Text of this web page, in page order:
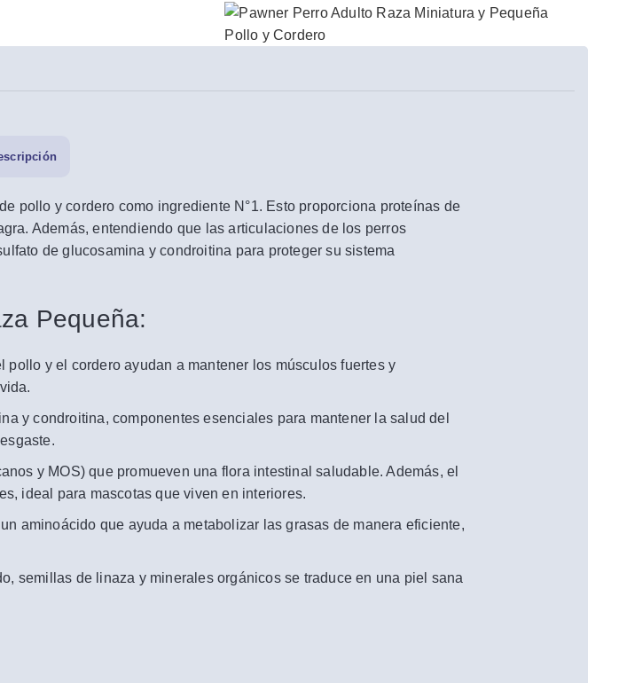
pollo y cordero como ingrediente N°1. Esto proporciona proteínas de
Además, entendiendo que las articulaciones de los perros
de glucosamina y condroitina para proteger su sistema
Pequeña:
pollo y el cordero ayudan a mantener los músculos fuertes y
y condroitina, componentes esenciales para mantener la salud del
y MOS) que promueven una flora intestinal saludable. Además, el
ideal para mascotas que viven en interiores.
aminoácido que ayuda a metabolizar las grasas de manera eficiente,
semillas de linaza y minerales orgánicos se traduce en una piel sana